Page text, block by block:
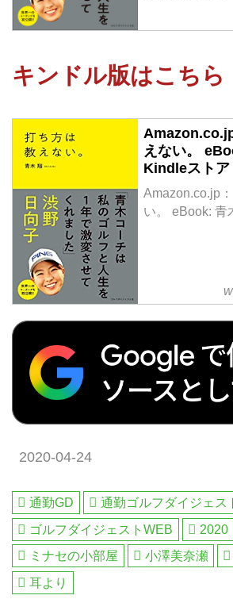
誕生！渋野日
チ、青木翔が
青木コーチが実
「ティーチン
選手自らに考
を促す「コー
ゴルフ上達だ
部下を指導し
子どもを育て
キンドル版はこちら
えない。
Kindleストア
Amazon.co.jp
い。 eBook: 青
2020-04-24
通勤GD
通勤ゴルフダイジェス
ゴルフダイジェストWEB
2020
ミナセの小部屋
小澤美奈瀬
耳より